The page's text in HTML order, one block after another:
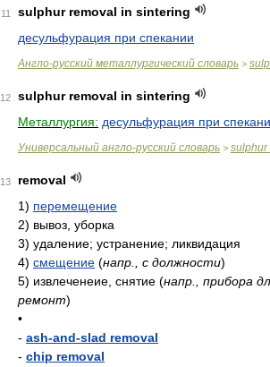
11
sulphur removal in sintering
десульфурация при спекании
Англо-русский металлургический словарь >
12
sulphur removal in sintering
Металлургия: десульфурация при
Универсальный англо-русский словарь > sulphur
13
removal
1) перемещение
2) вывоз, уборка
3) удаление; устранение; ликвидация
4) смещение (напр., с должности)
5) извлеченеие, снятие (напр., прибора
ремонт)
•
- ash-and-slad removal
- chip removal